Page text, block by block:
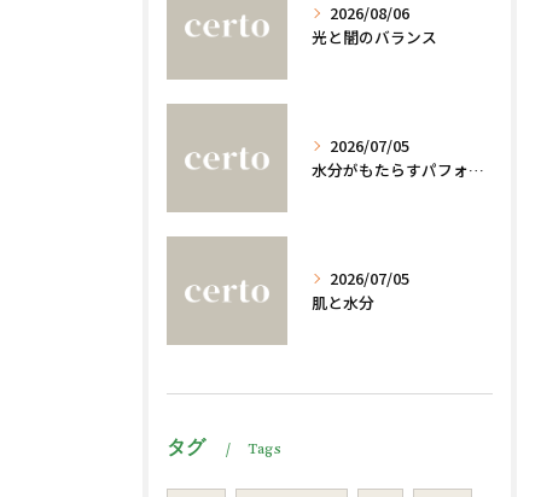
2026/08/06
光と闇のバランス
2026/07/05
水分がもたらすパフォーマンスへの影響
2026/07/05
肌と水分
タグ Tags